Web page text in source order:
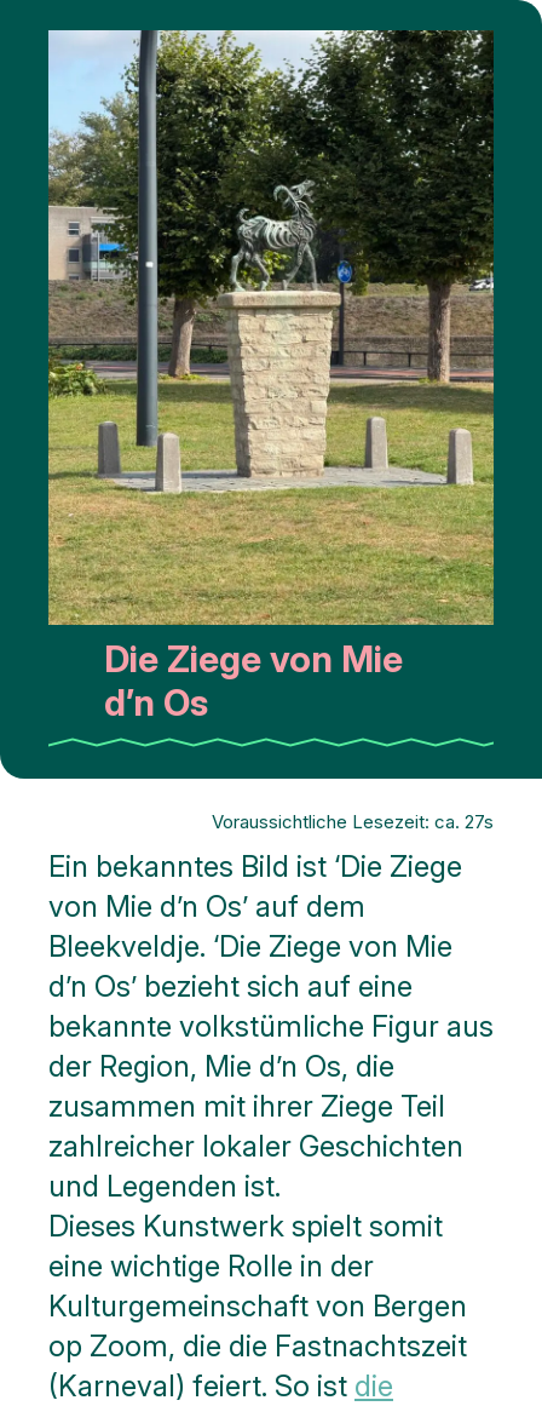
Die Ziege von Mie
d’n Os
Voraussichtliche Lesezeit: ca. 27s
Ein bekanntes Bild ist ‘Die Ziege
von Mie d’n Os’ auf dem
Bleekveldje. ‘Die Ziege von Mie
d’n Os’ bezieht sich auf eine
bekannte volkstümliche Figur aus
der Region, Mie d’n Os, die
zusammen mit ihrer Ziege Teil
zahlreicher lokaler Geschichten
und Legenden ist.
Dieses Kunstwerk spielt somit
eine wichtige Rolle in der
Kulturgemeinschaft von Bergen
op Zoom, die die Fastnachtszeit
(Karneval) feiert. So ist die